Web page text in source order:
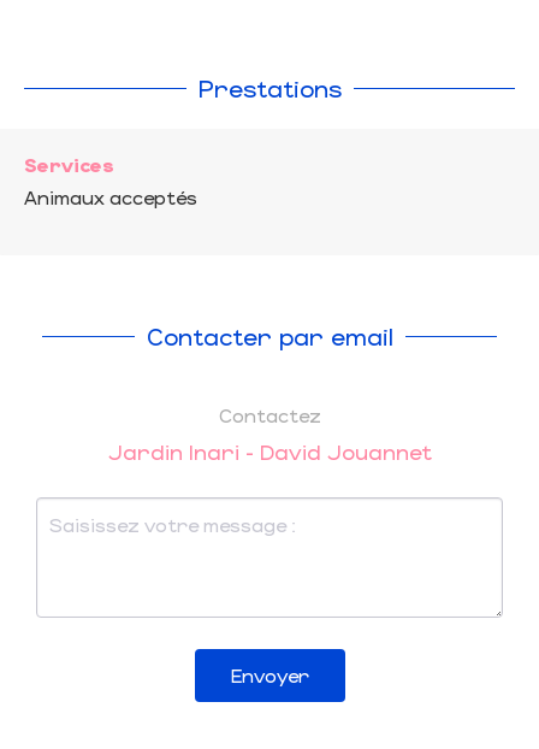
Prestations
Services
Animaux acceptés
Contacter par email
Contactez
Jardin Inari - David Jouannet
Envoyer